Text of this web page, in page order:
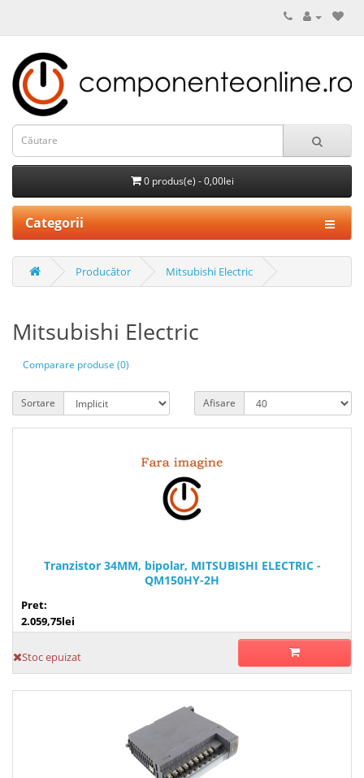
0 produs(e) - 0,00lei
Categorii
Producător Mitsubishi Electric
Mitsubishi Electric
Comparare produse (0)
Sortare Afisare
Tranzistor 34MM, bipolar, MITSUBISHI ELECTRIC -
QM150HY-2H
Pret:
2.059,75lei
Stoc epuizat